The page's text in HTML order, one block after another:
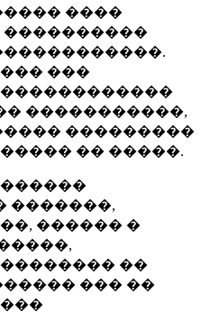
����
����������
���
�����������,
���������
�� �����.
�������,
������ �
��
��� ��